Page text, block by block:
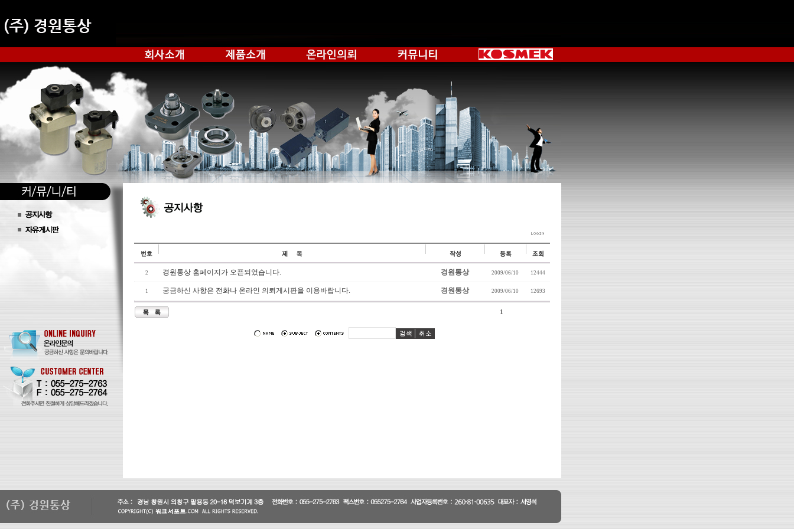
2 경원통상 홈페이지가 오픈되었습니다. 경원통상 2009/06/10 12444
1 궁금하신 사항은 전화나 온라인 의뢰게시판을 이용바랍니다. 경원통상 2009/06/10 12693
1